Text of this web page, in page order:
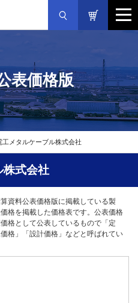
表価格版
工メタルケーブル株式会社
株式会社
資料公表価格版に掲載している製
格を掲載した価格表です。公表価格
格として公表しているもので「定
格」「設計価格」などと呼ばれてい